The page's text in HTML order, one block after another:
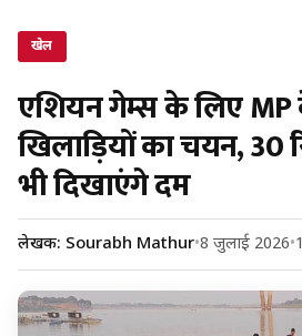
खेल
एशियन गेम्स के लिए
खिलाड़ियों का चयन, 30
भी दिखाएंगे दम
लेखक: Sourabh Mathur•8 जुलाई 2026•